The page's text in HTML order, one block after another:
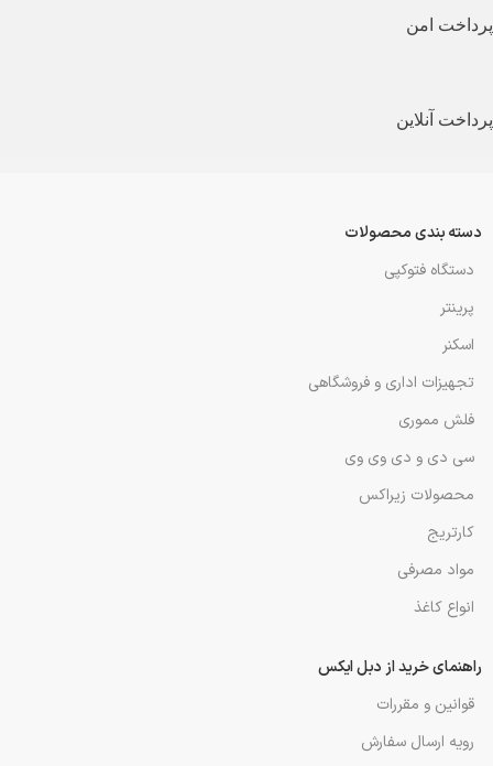
پرداخت امن
پرداخت آنلاین
دسته بندی محصولات
دستگاه فتوکپی
پرینتر
اسکنر
تجهیزات اداری و فروشگاهی
فلش مموری
سی دی و دی وی وی
محصولات زیراکس
کارتریج
مواد مصرفی
انواع کاغذ
راهنمای خرید از دبل ایکس
قوانین و مقررات
رویه ارسال سفارش